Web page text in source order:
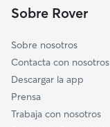
Campllong
Sobre Rover
Sobre nosotros
Contacta con nosotros
Descargar la app
Prensa
Trabaja con nosotros